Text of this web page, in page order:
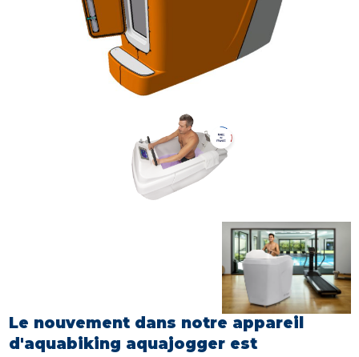
Le nouvement dans notre appareil
d'aquabiking aquajogger est